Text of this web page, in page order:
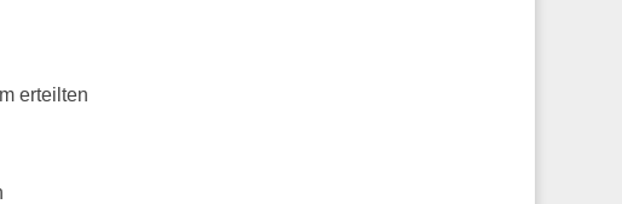
erteilten